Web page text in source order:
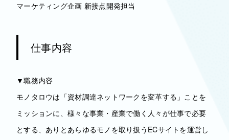
マーケティング企画 新接点開発担当
仕事内容
▼職務内容
モノタロウは「資材調達ネットワークを変革する」ことを
ミッションに、様々な事業・産業で働く人々が仕事で必要
とする、ありとあらゆるモノを取り扱うECサイトを運営し